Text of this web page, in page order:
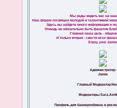
Мы рады видеть вас на
Наш форум посвящен молодой и талантливой
Здесь вы найдете много информации и
Отнюдь не обязательно быть фанатом
Главная наша цель -
И только вторая - свести всех
Enjoy, your
Администратор:
Jamie
Главный
Профиль для баннерообмена и